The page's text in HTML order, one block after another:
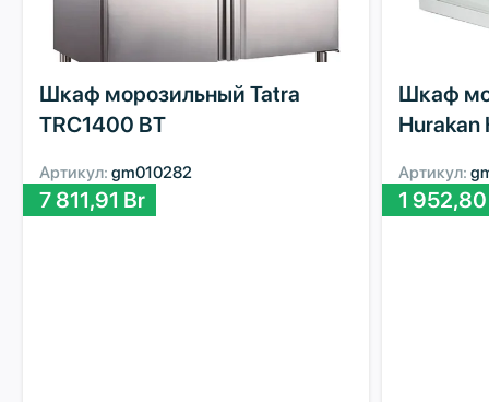
Шкаф морозильный Tatra
TRC1400 BT
Артикул: gm010282
7 811,91 Br
Шкаф
Hurakan
Артикул:
1